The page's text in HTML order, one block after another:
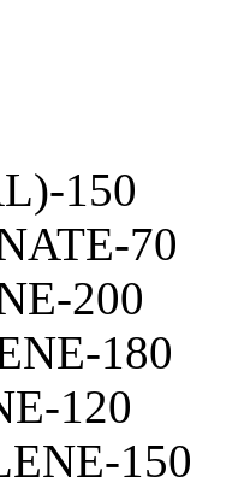
150
70
200
180
120
150